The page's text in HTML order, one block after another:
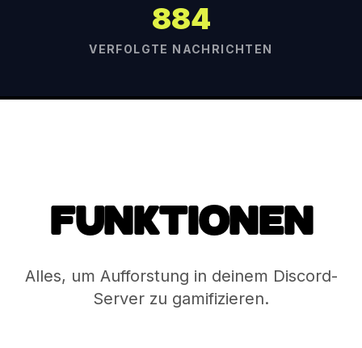
884
VERFOLGTE NACHRICHTEN
FUNKTIONEN
Alles, um Aufforstung in deinem Discord-
Server zu gamifizieren.